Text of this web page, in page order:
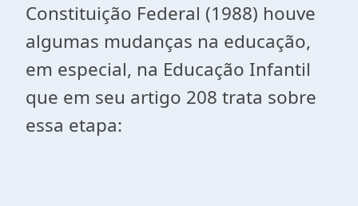
Constituição Federal (1988) houve
algumas mudanças na educação,
em especial, na Educação Infantil
que em seu artigo 208 trata sobre
essa etapa: